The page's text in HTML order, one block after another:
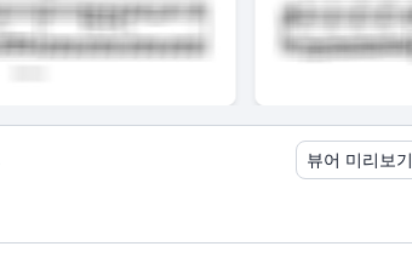
뷰어 미리보기